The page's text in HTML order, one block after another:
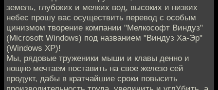
земель, глубоких и мелких вод, высоких и низких
небес прошу вас осуществить перевод с особым
цинизмом творение компании "Мелкософт Виндуз"
(Microsoft Windows) под названием "Виндуз Ха-Эр"
(Windows XP)!
Мы, рядовые труженики мыши и клавы денно и
нощно мечтаем поставить на свое железо сей
продукт, дабы в кратчайшие сроки повысить